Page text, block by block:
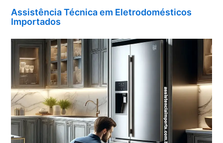
Assistência Técnica em Eletrodomésticos
Importados